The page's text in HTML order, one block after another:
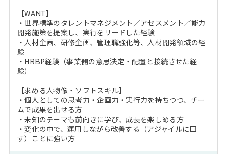
【WANT】
・世界標準のタレントマネジメント／アセスメント／能力
開発施策を提案し、実行をリードした経験
・人材企画、研修企画、管理職強化等、人材開発領域の経
験
・HRBP経験（事業側の意思決定・配置と接続させた経
験）
【求める人物像・ソフトスキル】
・個人としての思考力・企画力・実行力を持ちつつ、チー
ムで成果を出せる方
・未知のテーマも前向きに学び、成長を楽しめる方
・変化の中で、運用しながら改善する（アジャイルに回
す）ことに強い方